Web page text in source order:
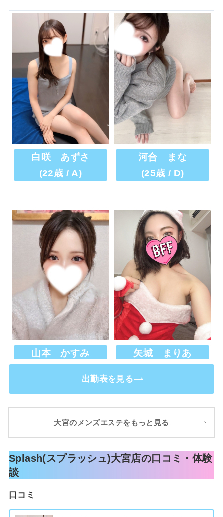
白咲 あずさ
(22歳 / A)
河合 まな
(25歳 / D)
山本 かすみ
矢城 まりあ
出勤表を見る
大宮のメンズエステをもっと見る
Splash(スプラッシュ)大宮店の口コミ・体験
談
口コミ